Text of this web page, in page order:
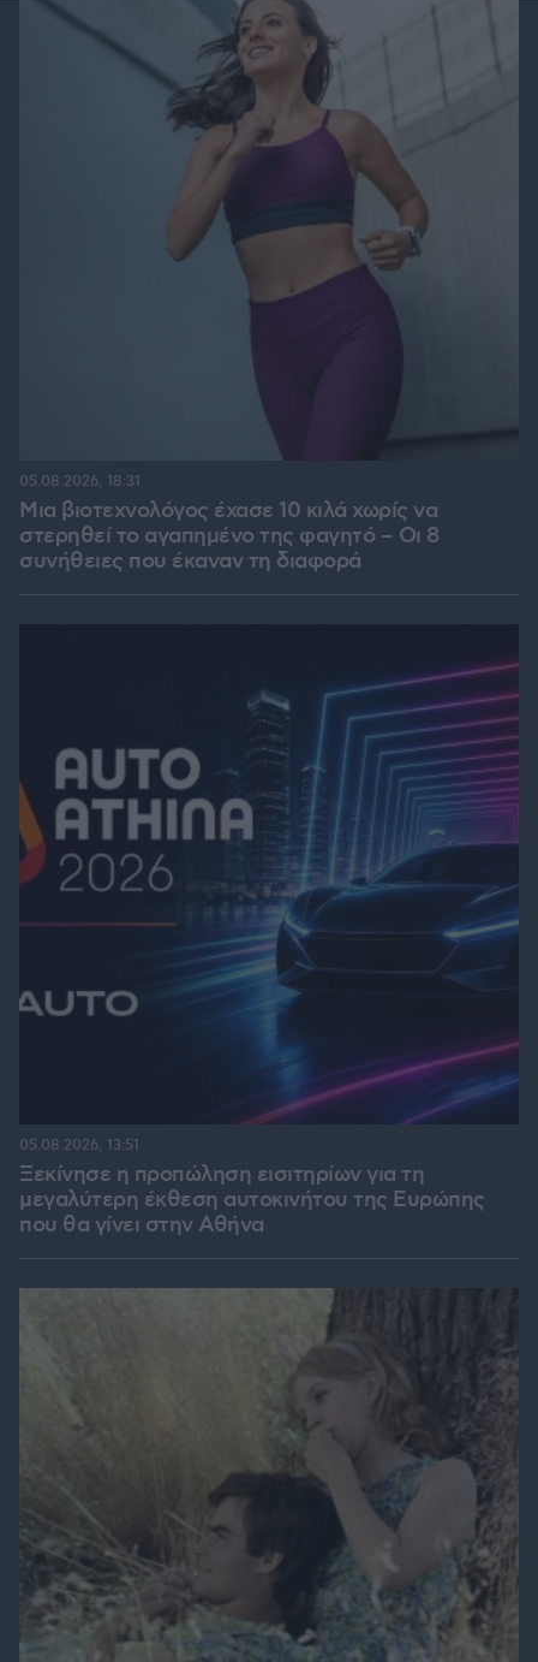
Μια βιοτεχνολόγος έχασε 10 κιλά χωρίς να
στερηθεί το αγαπημένο της φαγητό – Οι 8
συνήθειες που έκαναν τη διαφορά
05.08.2026, 18:31
Ξεκίνησε η προπώληση εισιτηρίων για τη
μεγαλύτερη έκθεση αυτοκινήτου της Ευρώπης
που θα γίνει στην Αθήνα
05.08.2026, 13:51